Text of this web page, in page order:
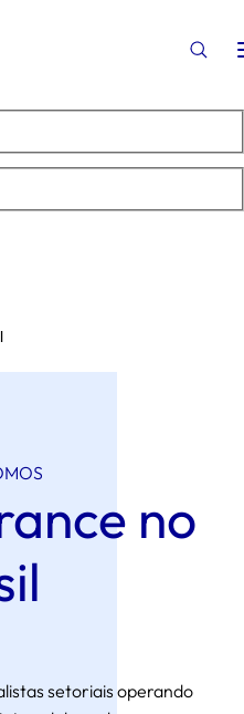
no
setoriais operando